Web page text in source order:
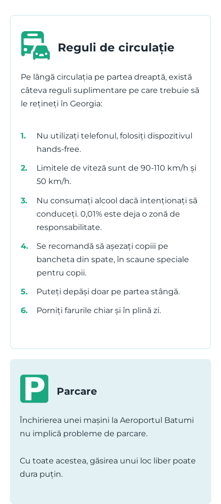
Reguli de circulație
Pe lângă circulația pe partea dreaptă, există
câteva reguli suplimentare pe care trebuie să
le rețineți în Georgia:
Nu utilizați telefonul, folosiți dispozitivul
hands-free.
Limitele de viteză sunt de 90-110 km/h și
50 km/h.
Nu consumați alcool dacă intenționați să
conduceți. 0,01% este deja o zonă de
responsabilitate.
Se recomandă să așezați copiii pe
bancheta din spate, în scaune speciale
pentru copii.
Puteți depăși doar pe partea stângă.
Porniți farurile chiar și în plină zi.
Parcare
Închirierea unei mașini la Aeroportul Batumi
nu implică probleme de parcare.
Cu toate acestea, găsirea unui loc liber poate
dura puțin.